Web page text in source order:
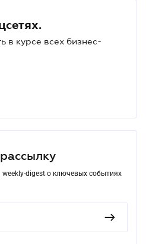
в курсе всех бизнес-
digest о ключевых событиях